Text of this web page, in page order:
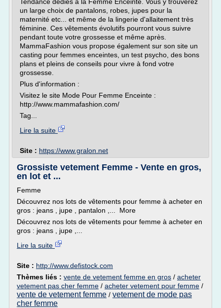
un large choix de pantalons, robes, jupes pour la
maternité etc... et même de la lingerie d'allaitement très
féminine. Ces vêtements évolutifs pourront vous suivre
pendant toute votre grossesse et même après.
MammaFashion vous propose également sur son site un
casting pour femmes enceintes, un test psycho, des bons
plans et pleins de conseils pour vivre à fond votre
grossesse.
Plus d'information :
Visitez le site Mode Pour Femme Enceinte :
http://www.mammafashion.com/
Tag...
Lire la suite
Site : https://www.gralon.net
Grossiste vetement Femme - Vente en gros,
en lot et ...
Femme
Découvrez nos lots de vêtements pour femme à acheter en
gros : jeans , jupe , pantalon ,... More
Découvrez nos lots de vêtements pour femme à acheter en
gros : jeans , jupe ,...
Lire la suite
Site : http://www.defistock.com
Thèmes liés : vente de vetement femme en gros / acheter
vetement pas cher femme / acheter vetement pour femme /
vente de vetement femme / vetement de mode pas
cher femme